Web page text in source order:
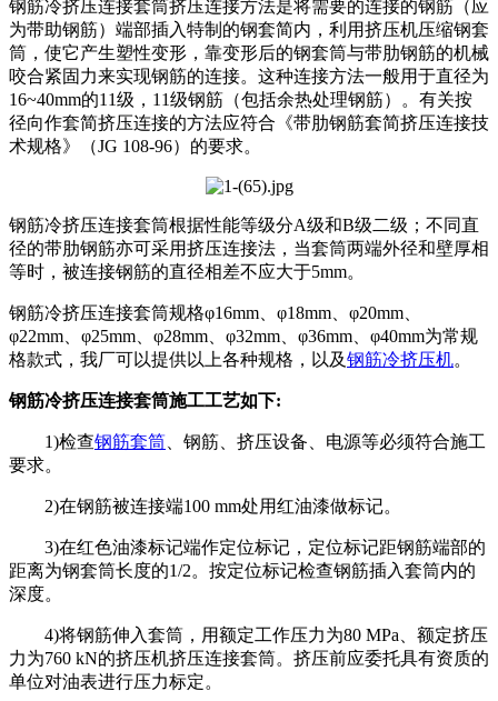
钢筋冷挤压连接套筒挤压连接方法是将需要的连接的钢筋（应
为带助钢筋）端部插入特制的钢套简内，利用挤压机压缩钢套
筒，使它产生塑性变形，靠变形后的钢套筒与带肋钢筋的机械
咬合紧固力来实现钢筋的连接。这种连接方法一般用于直径为
16~40mm的11级，11级钢筋（包括余热处理钢筋）。有关按
径向作套简挤压连接的方法应符合《带肋钢筋套简挤压连接技
术规格》（JG 108-96）的要求。
钢筋冷挤压连接套筒根据性能等级分A级和B级二级；不同直
径的带肋钢筋亦可采用挤压连接法，当套筒两端外径和壁厚相
等时，被连接钢筋的直径相差不应大于5mm。
钢筋冷挤压连接套筒规格φ16mm、φ18mm、φ20mm、
φ22mm、φ25mm、φ28mm、φ32mm、φ36mm、φ40mm为常规
格款式，我厂可以提供以上各种规格，以及钢筋冷挤压机。
钢筋冷挤压连接套筒施工工艺如下:
1)检查钢筋套筒 、钢筋、挤压设备、电源等必须符合施工
要求。
2)在钢筋被连接端100 mm处用红油漆做标记。
3)在红色油漆标记端作定位标记，定位标记距钢筋端部的
距离为钢套筒长度的1/2。按定位标记检查钢筋插入套筒内的
深度。
4)将钢筋伸入套筒，用额定工作压力为80 MPa、额定挤压
力为760 kN的挤压机挤压连接套筒。挤压前应委托具有资质的
单位对油表进行压力标定。